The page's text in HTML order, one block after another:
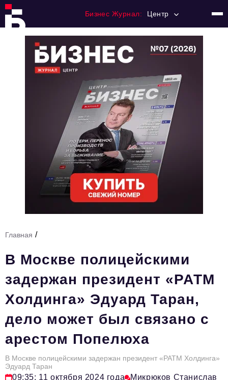
Бизнес Журнал: Центр
Регулирование
Премия "Тульский Бизнес"
История тульского предпринимательства
Тема номера
HR
Персона номера
Инфраструктура развития
Технологии и тренды
Туризм
Импортозамещение
Главная /
В Москве полицейскими
задержан президент «РАТМ
Холдинга» Эдуард Таран,
дело может был связано с
арестом Попелюха
В Москве полицейскими задержан президент «РАТМ Холдинга»
Эдуард Таран
09:35; 11 октября 2024 года Микрюков Станислав